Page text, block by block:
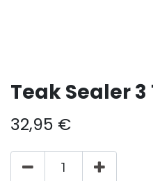
Teak Sealer 3
32,95 €